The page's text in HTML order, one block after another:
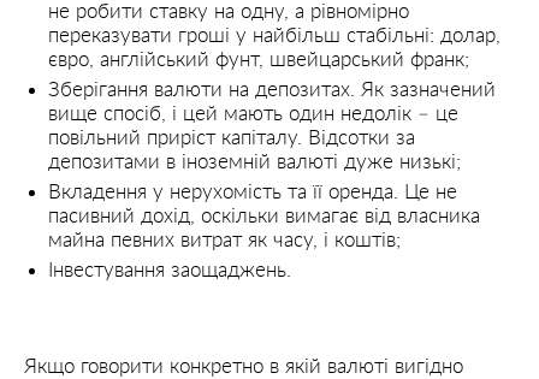
не робити ставку на одну, а рівномірно
переказувати гроші у найбільш стабільні: долар,
євро, англійський фунт, швейцарський франк;
Зберігання валюти на депозитах. Як зазначений
вище спосіб, і цей мають один недолік – це
повільний приріст капіталу. Відсотки за
депозитами в іноземній валюті дуже низькі;
Вкладення у нерухомість та її оренда. Це не
пасивний дохід, оскільки вимагає від власника
майна певних витрат як часу, і коштів;
Інвестування заощаджень.
Якщо говорити конкретно в якій валюті вигідно